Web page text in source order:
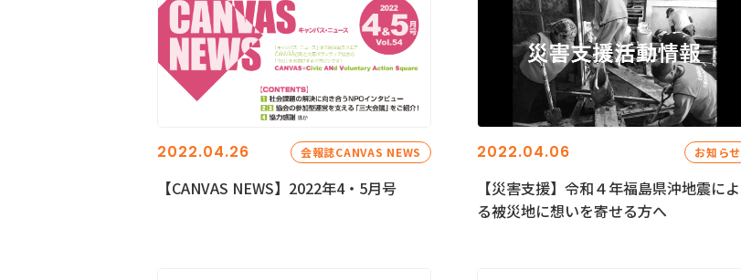
2022.04.26 会報誌CANVAS NEWS
【CANVAS NEWS】2022年4・5月号
2022.04.06 お知らせ
【災害支援】令和４年福島県沖地震によ
る被災地に想いを寄せる方へ